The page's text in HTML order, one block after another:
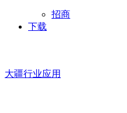
招商
下载
大疆行业应用